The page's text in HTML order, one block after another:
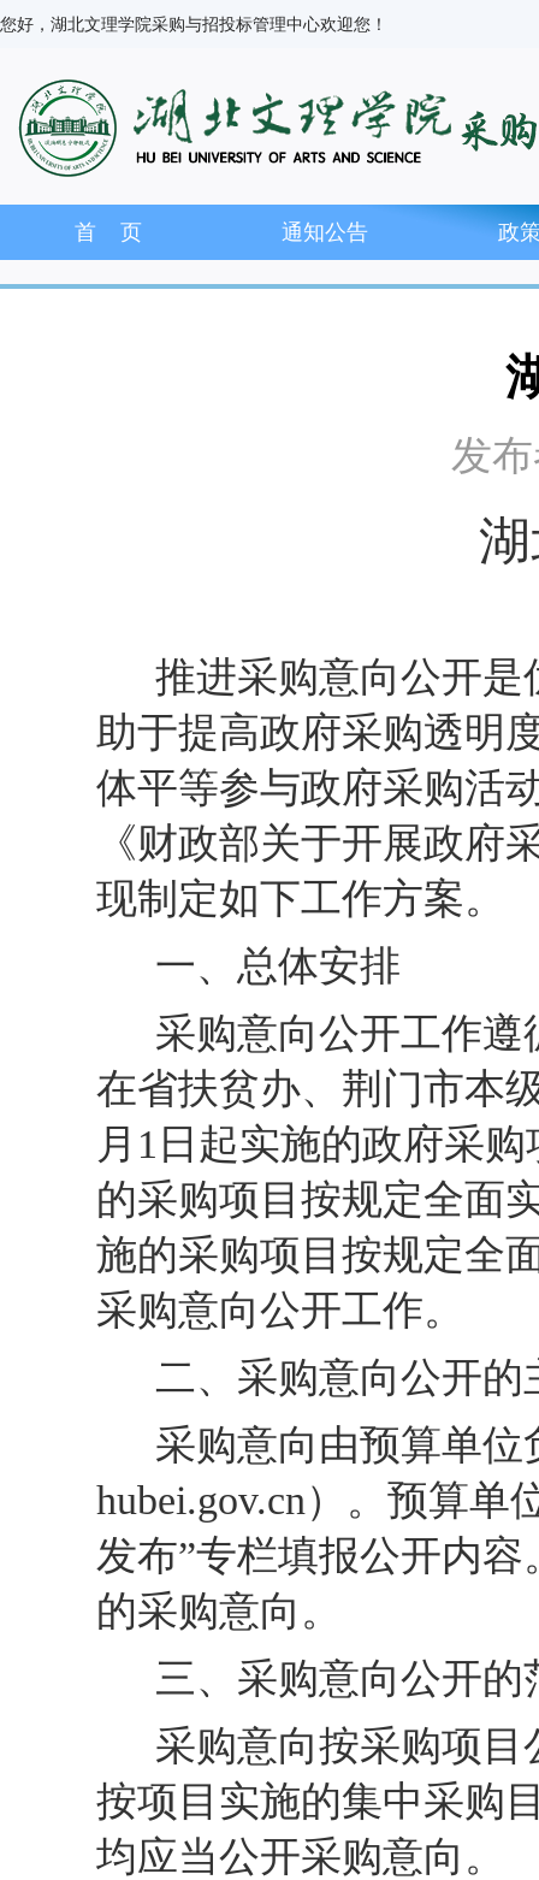
您好，湖北文理学院采购与招投标管理中心欢迎您！
首 页 通知公告 政
发
推进采购意向公开
助于提高政府采购透明
体平等参与政府采购活
《财政部关于开展政府
现制定如下工作方案。
一、总体安排
采购意向公开工作遵
在省扶贫办、荆门市本
月 1 日起实施的政府采
的采购项目按规定全面
施的采购项目按规定全
采购意向公开工作。
二、采购意向公开的
采购意向由预算单位
hubei.gov.cn）。预算单
发布”专栏填报公开内
的采购意向。
三、采购意向公开的
采购意向按采购项
按项目实施的集中采购
均应当公开采购意向。